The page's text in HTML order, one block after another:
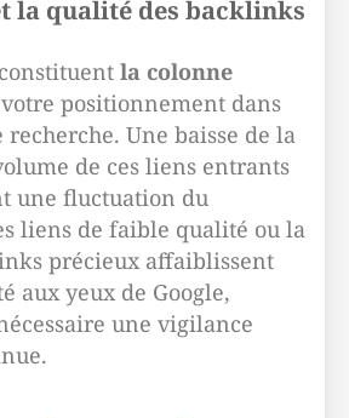
la qualité des backlinks
la colonne
positionnement dans
recherche. Une baisse de la
de ces liens entrants
une fluctuation du
liens de faible qualité ou la
précieux affaiblissent
aux yeux de Google,
une vigilance